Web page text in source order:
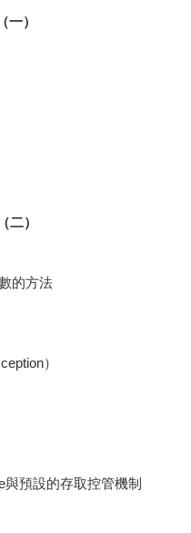
）
二）
的方法
）
預設的存取控管機制